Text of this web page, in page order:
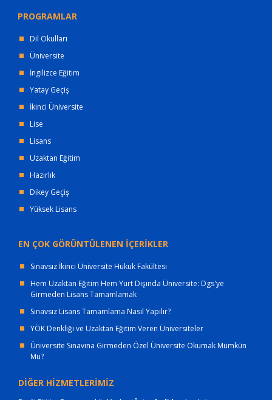
PROGRAMLAR
Dil Okulları
Üniversite
İngilizce Eğitim
Yatay Geçiş
İkinci Üniversite
Lise
Lisans
Uzaktan Eğitim
Hazırlık
Dikey Geçiş
Yüksek Lisans
EN ÇOK GÖRÜNTÜLENEN İÇERİKLER
Sınavsız İkinci Üniversite Hukuk Fakültesi
Hem Uzaktan Eğitim Hem Yurt Dışında Üniversite: Dgs'ye
Girmeden Lisans Tamamlamak
Sınavsız Lisans Tamamlama Nasıl Yapılır?
YÖK Denkliği ve Uzaktan Eğitim Veren Üniversiteler
Üniversite Sınavına Girmeden Özel Üniversite Okumak Mümkün
Mü?
DİĞER HİZMETLERİMİZ